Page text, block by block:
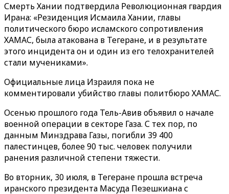
Смерть Хании подтвердила Революционная гвардия
Ирана: «Резиденция Исмаила Хании, главы
политического бюро исламского сопротивления
ХАМАС, была атакована в Тегеране, и в результате
этого инцидента он и один из его телохранителей
стали мучениками».
Официальные лица Израиля пока не
комментировали убийство главы политбюро ХАМАС.
Осенью прошлого года Тель-Авив объявил о начале
военной операции в секторе Газа. С тех пор, по
данным Минздрава Газы, погибли 39 400
палестинцев, более 90 тыс. человек получили
ранения различной степени тяжести.
Во вторник, 30 июля, в Тегеране прошла встреча
иранского президента Масуда Пезешкиана с